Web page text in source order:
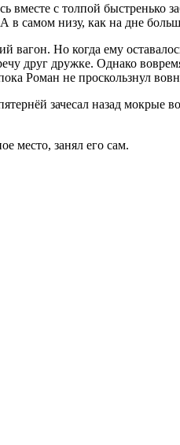
с толпой быстренько
самом низу, как на дне
Но когда ему
друг дружке. Однако
Роман не проскользнул
зачесал назад мокрые
место, занял его сам.